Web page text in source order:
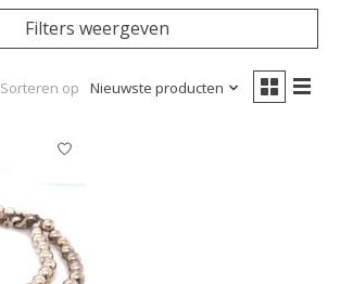
Filters weergeven
Sorteren op Nieuwste producten